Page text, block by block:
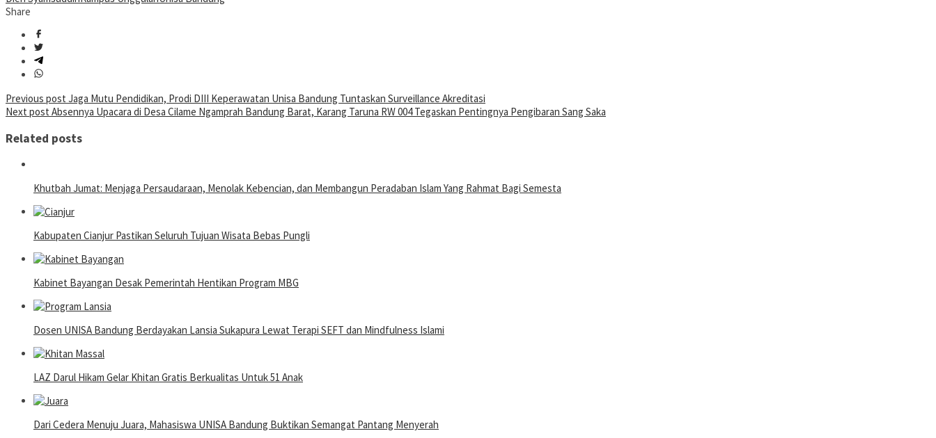
Share
Post
navigation
Previous post Jaga Mutu Pendidikan, Prodi DIII Keperawatan Unisa Bandung Tuntaskan Surveillance Akreditasi
Next post Absennya Upacara di Desa Cilame Ngamprah Bandung Barat, Karang Taruna RW 004 Tegaskan Pentingnya Pengibaran Sang Saka
Related posts
Khutbah Jumat: Menjaga Persaudaraan, Menolak Kebencian, dan Membangun Peradaban Islam Yang Rahmat Bagi Semesta
Kabupaten Cianjur Pastikan Seluruh Tujuan Wisata Bebas Pungli
Kabinet Bayangan Desak Pemerintah Hentikan Program MBG
Dosen UNISA Bandung Berdayakan Lansia Sukapura Lewat Terapi SEFT dan Mindfulness Islami
LAZ Darul Hikam Gelar Khitan Gratis Berkualitas Untuk 51 Anak
Dari Cedera Menuju Juara, Mahasiswa UNISA Bandung Buktikan Semangat Pantang Menyerah